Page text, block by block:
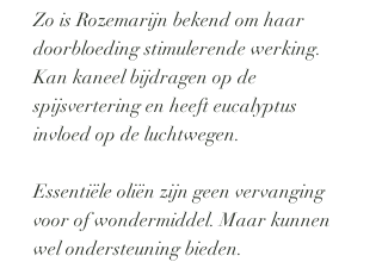
Zo is Rozemarijn bekend om haar
doorbloeding stimulerende werking.
Kan kaneel bijdragen op de
spijsvertering en heeft eucalyptus
invloed op de luchtwegen.
Essentiële oliën zijn geen vervanging
voor of wondermiddel. Maar kunnen
wel ondersteuning bieden.